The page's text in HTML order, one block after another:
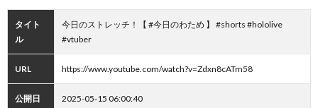
タイト
ル
今日のストレッチ！【 #今日のわため 】 #shorts #hololive
#vtuber
URL https://www.youtube.com/watch?v=Zdxn8cATm58
公開日 2025-05-15 06:00:40